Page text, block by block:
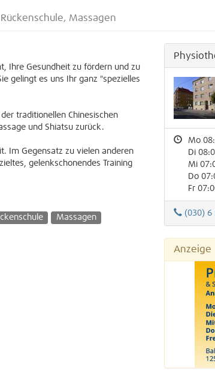
Massagen
Ihre Gesundheit zu fördern und zu
gelingt es uns Ihr ganz "spezielles
traditionellen Chinesischen
und Shiatsu zurück.
Im Gegensatz zu vielen anderen
gelenkschonendes Training
Massagen
Mo
Di
Mi
Do
Fr
(030) 6
Anzeige